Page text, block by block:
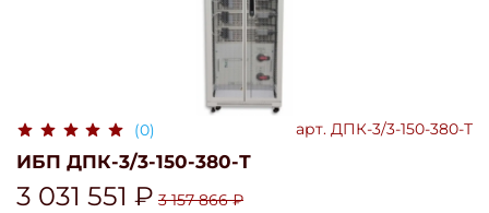
(0) арт. ДПК-3/3-150-380-Т
ИБП ДПК-3/3-150-380-Т
3 031 551 ₽ 3 157 866 ₽